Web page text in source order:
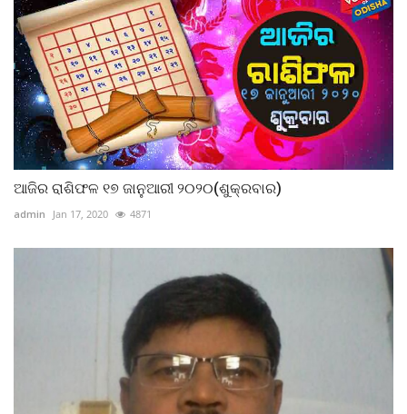
ଆଜିର ରାଶିଫଳ ୧୭ ଜାନୁଆରୀ ୨୦୨୦(ଶୁକ୍ରବାର)
admin Jan 17, 2020 4871